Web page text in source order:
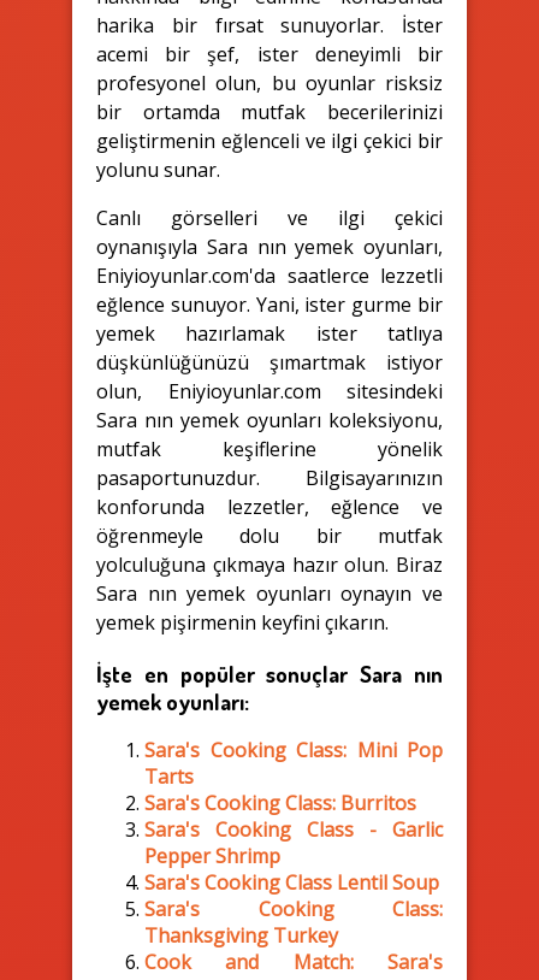
harika bir fırsat sunuyorlar. İster
acemi bir şef, ister deneyimli bir
profesyonel olun, bu oyunlar risksiz
bir ortamda mutfak becerilerinizi
geliştirmenin eğlenceli ve ilgi çekici bir
yolunu sunar.
Canlı görselleri ve ilgi çekici
oynanışıyla Sara nın yemek oyunları,
Eniyioyunlar.com'da saatlerce lezzetli
eğlence sunuyor. Yani, ister gurme bir
yemek hazırlamak ister tatlıya
düşkünlüğünüzü şımartmak istiyor
olun, Eniyioyunlar.com sitesindeki
Sara nın yemek oyunları koleksiyonu,
mutfak keşiflerine yönelik
pasaportunuzdur. Bilgisayarınızın
konforunda lezzetler, eğlence ve
öğrenmeyle dolu bir mutfak
yolculuğuna çıkmaya hazır olun. Biraz
Sara nın yemek oyunları oynayın ve
yemek pişirmenin keyfini çıkarın.
İşte en popüler sonuçlar Sara nın
yemek oyunları:
Sara's Cooking Class: Mini Pop
Tarts
Sara's Cooking Class: Burritos
Sara's Cooking Class - Garlic
Pepper Shrimp
Sara's Cooking Class Lentil Soup
Sara's Cooking Class:
Thanksgiving Turkey
Cook and Match: Sara's